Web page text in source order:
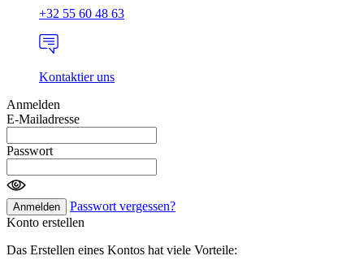
+32 55 60 48 63
Kontaktier uns
Anmelden
E-Mailadresse
Passwort
Anmelden
Passwort vergessen?
Konto erstellen
Das Erstellen eines Kontos hat viele Vorteile: